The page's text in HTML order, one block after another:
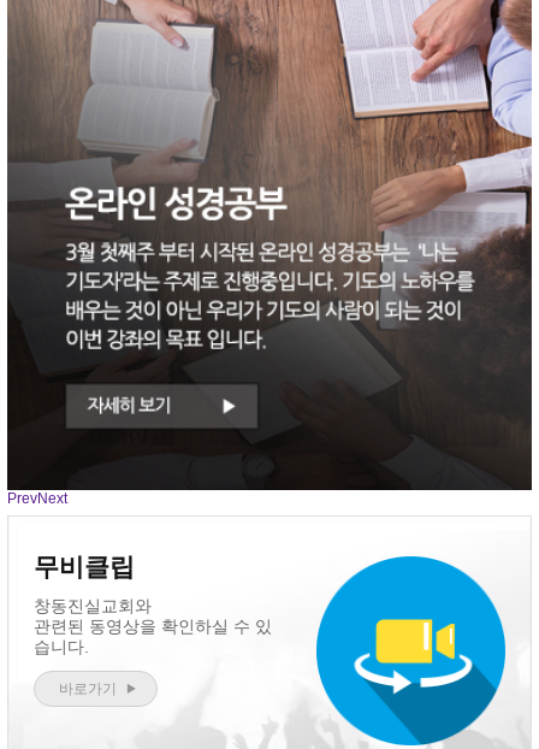
PrevNext
무비클립
창동진실교회와
관련된 동영상을 확인하실 수 있
습니다.
바로가기